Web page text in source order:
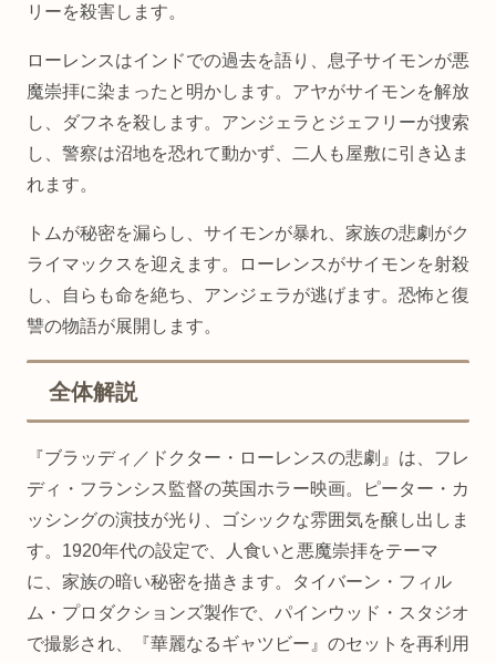
リーを殺害します。
ローレンスはインドでの過去を語り、息子サイモンが悪
魔崇拝に染まったと明かします。アヤがサイモンを解放
し、ダフネを殺します。アンジェラとジェフリーが捜索
し、警察は沼地を恐れて動かず、二人も屋敷に引き込ま
れます。
トムが秘密を漏らし、サイモンが暴れ、家族の悲劇がク
ライマックスを迎えます。ローレンスがサイモンを射殺
し、自らも命を絶ち、アンジェラが逃げます。恐怖と復
讐の物語が展開します。
全体解説
『ブラッディ／ドクター・ローレンスの悲劇』は、フレ
ディ・フランシス監督の英国ホラー映画。ピーター・カ
ッシングの演技が光り、ゴシックな雰囲気を醸し出しま
す。1920年代の設定で、人食いと悪魔崇拝をテーマ
に、家族の暗い秘密を描きます。タイバーン・フィル
ム・プロダクションズ製作で、パインウッド・スタジオ
で撮影され、『華麗なるギャツビー』のセットを再利用